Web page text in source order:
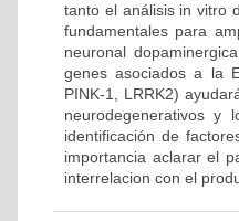
tanto el análisis in vitro
fundamentales para
neuronal
genes asociados a la
PINK-1, LRRK2)
neurodegenerativos y
identificación de
importancia aclarar el
interrelacion con el